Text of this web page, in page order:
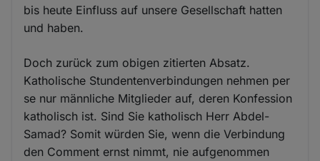
bis heute Einfluss auf unsere Gesellschaft hatten
und haben.
Doch zurück zum obigen zitierten Absatz.
Katholische Stundentenverbindungen nehmen per
se nur männliche Mitglieder auf, deren Konfession
katholisch ist. Sind Sie katholisch Herr Abdel-
Samad? Somit würden Sie, wenn die Verbindung
den Comment ernst nimmt, nie aufgenommen